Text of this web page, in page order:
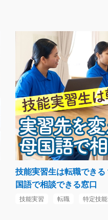
技能実習生は転職でき
国語で相談できる窓口
技能実習 転職 特定技能